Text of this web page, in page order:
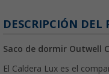
DESCRIPCIÓN DEL
Saco de dormir Outwell
El Caldera Lux es el